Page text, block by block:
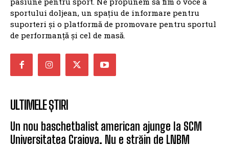
sportului doljean, un spațiu de informare pentru
suporteri și o platformă de promovare pentru sportul
de performanță și cel de masă.
ULTIMELE ȘTIRI
Un nou baschetbalist american ajunge la SCM
Universitatea Craiova. Nu e străin de LNBM